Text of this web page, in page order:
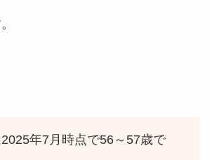
年7月時点で56～57歳で